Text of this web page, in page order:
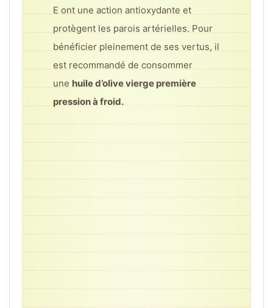
E ont une action antioxydante et
protègent les parois artérielles. Pour
bénéficier pleinement de ses vertus, il
est recommandé de consommer
une huile d’olive vierge première
pression à froid.